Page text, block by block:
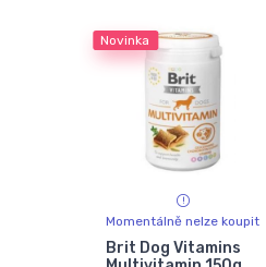
Novinka
Momentálně nelze koupit
Brit Dog Vitamins